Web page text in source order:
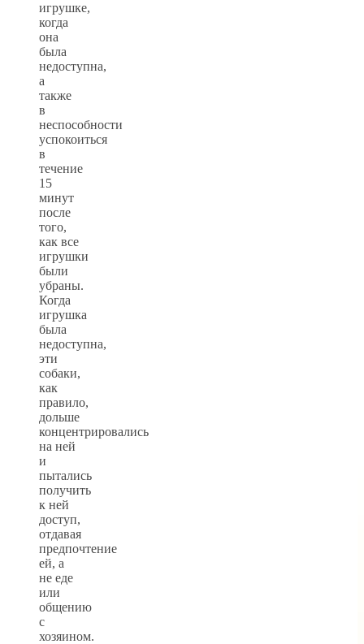
игрушке,
когда
она
была
недоступна,
а
также
в
неспособности
успокоиться
в
течение
15
минут
после
того,
как все
игрушки
были
убраны.
Когда
игрушка
была
недоступна,
эти
собаки,
как
правило,
дольше
концентрировались
на ней
и
пытались
получить
к ней
доступ,
отдавая
предпочтение
ей, а
не еде
или
общению
с
хозяином.